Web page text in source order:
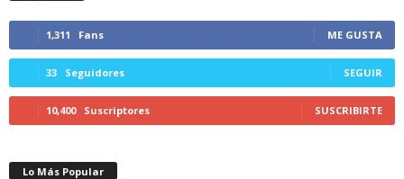
1,311 Fans ME GUSTA
33 Seguidores SEGUIR
10,400 Suscriptores SUSCRIBIRTE
Lo Más Popular